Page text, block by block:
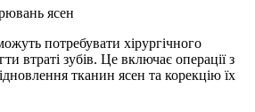
ясен
потребувати хірургічного
втраті зубів. Це включає операції з
тканин ясен та корекцію їх